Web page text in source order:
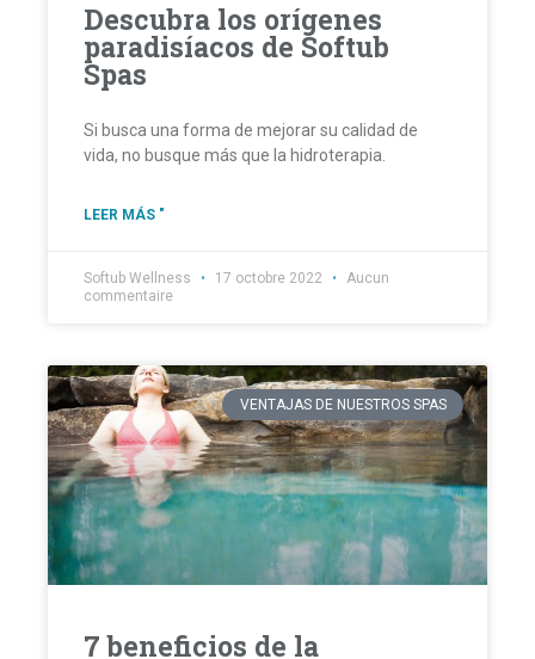
Descubra los orígenes
paradisíacos de Softub
Spas
Si busca una forma de mejorar su calidad de
vida, no busque más que la hidroterapia.
LEER MÁS "
Softub Wellness 17 octobre 2022
Aucun
commentaire
VENTAJAS DE NUESTROS SPAS
7 beneficios de la